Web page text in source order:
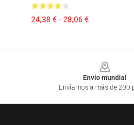
24,38 € - 28,06 €
Envío mundial
Enviamos a más de 200